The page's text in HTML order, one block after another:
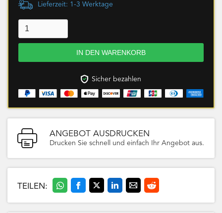
Lieferzeit: 1-3 Werktage
Sicher bezahlen
ANGEBOT AUSDRUCKEN
Drucken Sie schnell und einfach Ihr Angebot aus.
TEILEN: